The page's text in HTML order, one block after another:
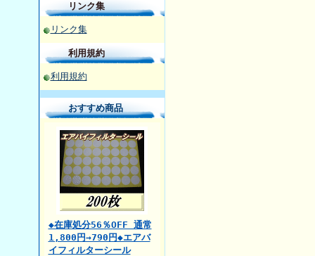
リンク集
リンク集
利用規約
利用規約
おすすめ商品
◆在庫処分56％OFF 通常
1,800円→790円◆エアバ
イフィルターシール